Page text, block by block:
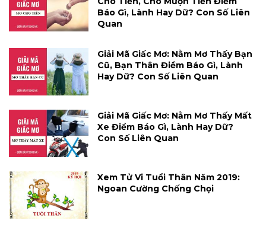
Báo Gì, Lành Hay Dữ? Con Số Liên
Quan
Giải Mã Giấc Mơ: Nằm Mơ Thấy Bạn
Cũ, Bạn Thân Điềm Báo Gì, Lành
Hay Dữ? Con Số Liên Quan
Giải Mã Giấc Mơ: Nằm Mơ Thấy Mất
Xe Điềm Báo Gì, Lành Hay Dữ?
Con Số Liên Quan
Xem Tử Vi Tuổi Thân Năm 2019:
Ngoan Cường Chống Chọi